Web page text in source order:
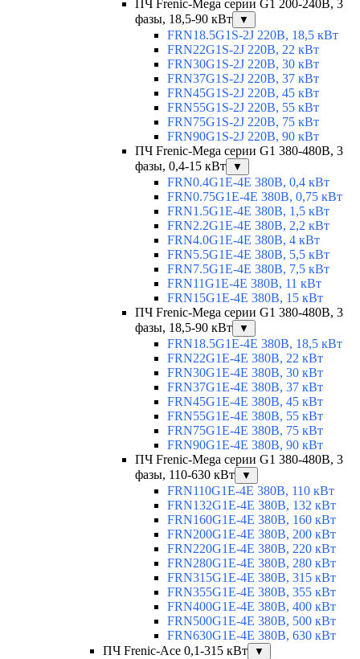
ПЧ Frenic-Mega серии G1 200-240В, 3
фазы, 18,5-90 кВт
▼
FRN18.5G1S-2J 220В, 18,5 кВт
FRN22G1S-2J 220В, 22 кВт
FRN30G1S-2J 220В, 30 кВт
FRN37G1S-2J 220В, 37 кВт
FRN45G1S-2J 220В, 45 кВт
FRN55G1S-2J 220В, 55 кВт
FRN75G1S-2J 220В, 75 кВт
FRN90G1S-2J 220В, 90 кВт
ПЧ Frenic-Mega серии G1 380-480В, 3
фазы, 0,4-15 кВт
▼
FRN0.4G1E-4E 380В, 0,4 кВт
FRN0.75G1E-4E 380В, 0,75 кВт
FRN1.5G1E-4E 380В, 1,5 кВт
FRN2.2G1E-4E 380В, 2,2 кВт
FRN4.0G1E-4E 380В, 4 кВт
FRN5.5G1E-4E 380В, 5,5 кВт
FRN7.5G1E-4E 380В, 7,5 кВт
FRN11G1E-4E 380В, 11 кВт
FRN15G1E-4E 380В, 15 кВт
ПЧ Frenic-Mega серии G1 380-480В, 3
фазы, 18,5-90 кВт
▼
FRN18.5G1E-4E 380В, 18,5 кВт
FRN22G1E-4E 380В, 22 кВт
FRN30G1E-4E 380В, 30 кВт
FRN37G1E-4E 380В, 37 кВт
FRN45G1E-4E 380В, 45 кВт
FRN55G1E-4E 380В, 55 кВт
FRN75G1E-4E 380В, 75 кВт
FRN90G1E-4E 380В, 90 кВт
ПЧ Frenic-Mega серии G1 380-480В, 3
фазы, 110-630 кВт
▼
FRN110G1E-4E 380В, 110 кВт
FRN132G1E-4E 380В, 132 кВт
FRN160G1E-4E 380В, 160 кВт
FRN200G1E-4E 380В, 200 кВт
FRN220G1E-4E 380В, 220 кВт
FRN280G1E-4E 380В, 280 кВт
FRN315G1E-4E 380В, 315 кВт
FRN355G1E-4E 380В, 355 кВт
FRN400G1E-4E 380В, 400 кВт
FRN500G1E-4E 380В, 500 кВт
FRN630G1E-4E 380В, 630 кВт
ПЧ Frenic-Ace 0,1-315 кВт
▼